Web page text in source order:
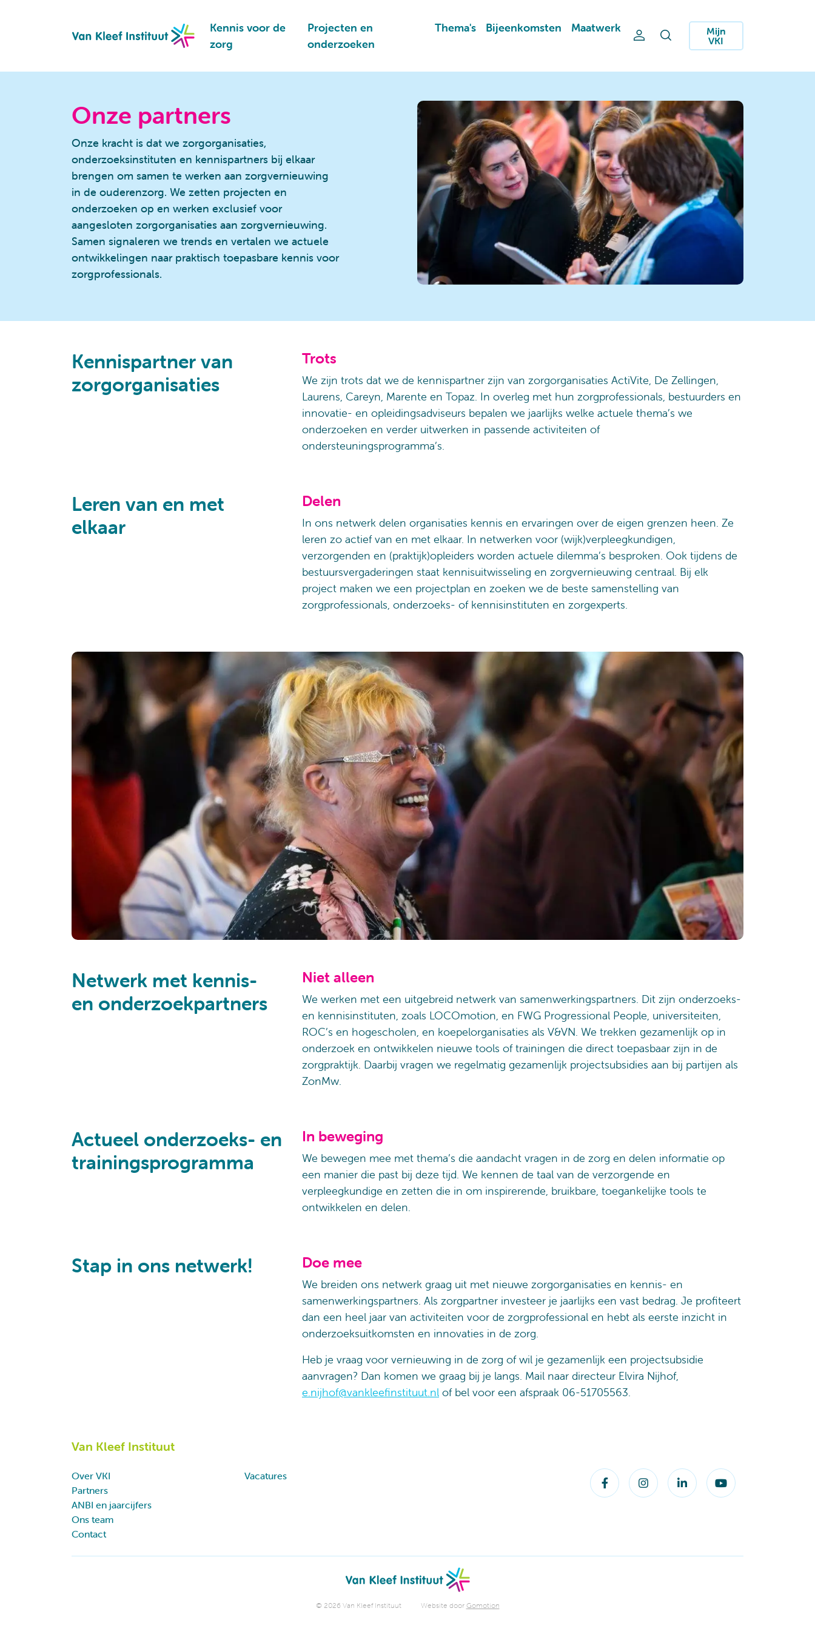
Mijn
VKI
Kennis voor de
zorg
Projecten en
onderzoeken
Thema's Bijeenkomsten Maatwerk
Onze partners
Onze kracht is dat we zorgorganisaties,
onderzoeksinstituten en kennispartners bij elkaar
brengen om samen te werken aan zorgvernieuwing
in de ouderenzorg. We zetten projecten en
onderzoeken op en werken exclusief voor
aangesloten zorgorganisaties aan zorgvernieuwing.
Samen signaleren we trends en vertalen we actuele
ontwikkelingen naar praktisch toepasbare kennis voor
zorgprofessionals.
Kennispartner van
zorgorganisaties
Trots
We zijn trots dat we de kennispartner zijn van zorgorganisaties ActiVite, De Zellingen,
Laurens, Careyn, Marente en Topaz. In overleg met hun zorgprofessionals, bestuurders en
innovatie- en opleidingsadviseurs bepalen we jaarlijks welke actuele thema’s we
onderzoeken en verder uitwerken in passende activiteiten of
ondersteuningsprogramma’s.
Leren van en met
elkaar
Delen
In ons netwerk delen organisaties kennis en ervaringen over de eigen grenzen heen. Ze
leren zo actief van en met elkaar. In netwerken voor (wijk)verpleegkundigen,
verzorgenden en (praktijk)opleiders worden actuele dilemma’s besproken. Ook tijdens de
bestuursvergaderingen staat kennisuitwisseling en zorgvernieuwing centraal. Bij elk
project maken we een projectplan en zoeken we de beste samenstelling van
zorgprofessionals, onderzoeks- of kennisinstituten en zorgexperts.
Netwerk met kennis-
en onderzoekpartners
Niet alleen
We werken met een uitgebreid netwerk van samenwerkingspartners. Dit zijn onderzoeks-
en kennisinstituten, zoals LOCOmotion, en FWG Progressional People, universiteiten,
ROC’s en hogescholen, en koepelorganisaties als V&VN. We trekken gezamenlijk op in
onderzoek en ontwikkelen nieuwe tools of trainingen die direct toepasbaar zijn in de
zorgpraktijk. Daarbij vragen we regelmatig gezamenlijk projectsubsidies aan bij partijen als
ZonMw.
Actueel onderzoeks- en
trainingsprogramma
In beweging
We bewegen mee met thema’s die aandacht vragen in de zorg en delen informatie op
een manier die past bij deze tijd. We kennen de taal van de verzorgende en
verpleegkundige en zetten die in om inspirerende, bruikbare, toegankelijke tools te
ontwikkelen en delen.
Stap in ons netwerk! Doe mee
We breiden ons netwerk graag uit met nieuwe zorgorganisaties en kennis- en
samenwerkingspartners. Als zorgpartner investeer je jaarlijks een vast bedrag. Je profiteert
dan een heel jaar van activiteiten voor de zorgprofessional en hebt als eerste inzicht in
onderzoeksuitkomsten en innovaties in de zorg.
Heb je vraag voor vernieuwing in de zorg of wil je gezamenlijk een projectsubsidie
aanvragen? Dan komen we graag bij je langs. Mail naar directeur Elvira Nijhof,
e.nijhof@vankleefinstituut.nl of bel voor een afspraak 06-51705563.
Van Kleef Instituut
Over VKI
Partners
ANBI en jaarcijfers
Ons team
Contact
Vacatures
© 2026 Van Kleef Instituut Website door Gomotion